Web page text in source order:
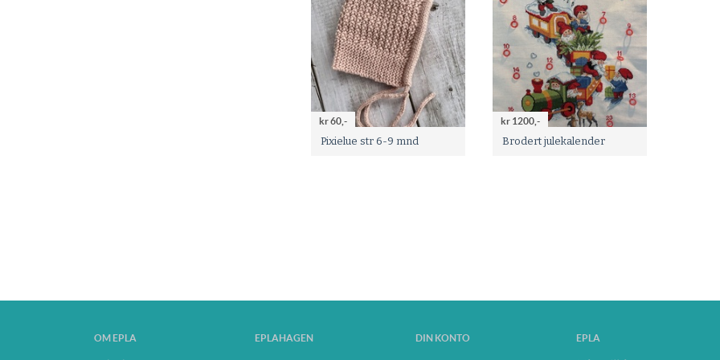
kr 60,-
Pixielue str 6-9 mnd
kr 1200,-
Brodert julekalender
OM EPLA EPLAHAGEN DIN KONTO EPLA